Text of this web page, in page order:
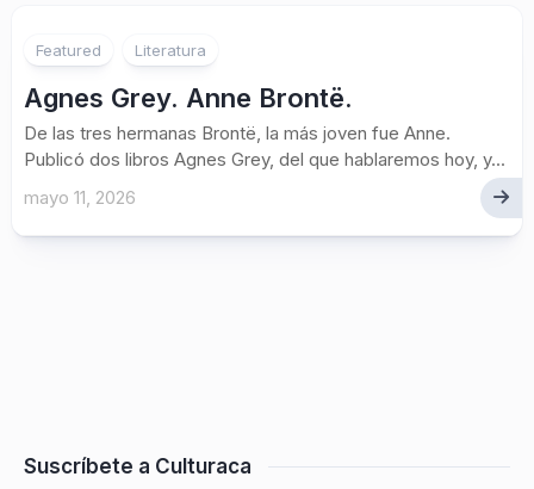
Featured Literatura
Agnes Grey. Anne Brontë.
De las tres hermanas Brontë, la más joven fue Anne.
Publicó dos libros Agnes Grey, del que hablaremos hoy, y...
mayo 11, 2026
Suscríbete a Culturaca